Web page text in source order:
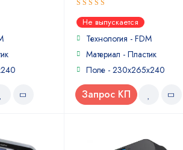
4out of
5Не выпускается
Технология - FDM
Материал - Пластик
Поле - 230x265x240
Запрос КП